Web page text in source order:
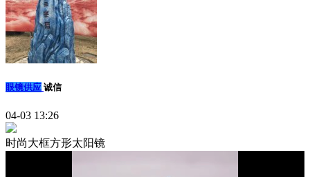
眼镜供应 诚信
04-03 13:26
时尚大框方形太阳镜